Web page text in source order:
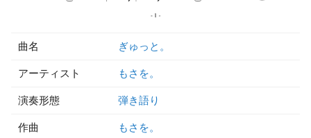
曲名 ぎゅっと。
アーティスト もさを。
演奏形態 弾き語り
作曲 もさを。